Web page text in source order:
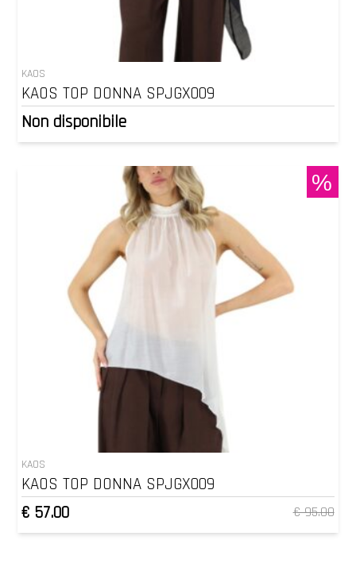
KAOS
KAOS TOP DONNA SPJGX009
Non disponibile
KAOS
KAOS TOP DONNA SPJGX009
€ 57.00
€ 95.00
%